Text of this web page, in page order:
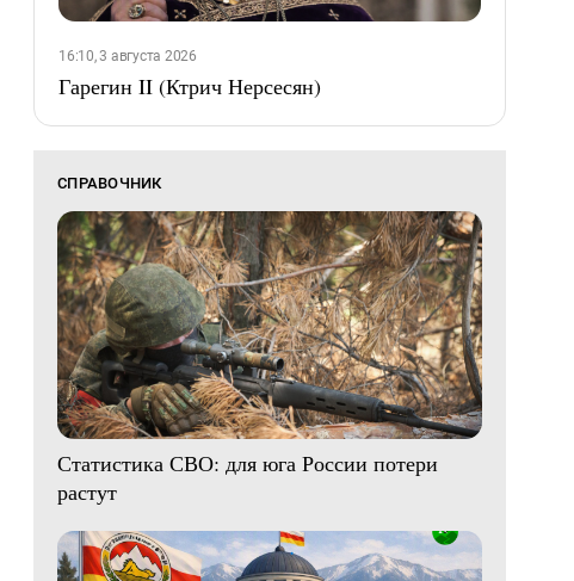
16:10, 3 августа 2026
Гарегин II (Ктрич Нерсесян)
СПРАВОЧНИК
Статистика СВО: для юга России потери
растут